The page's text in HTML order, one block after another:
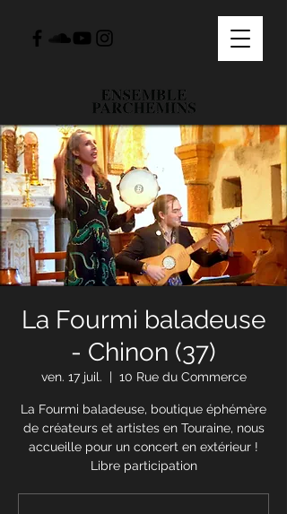
La Fourmi baladeuse
- Chinon (37)
ven. 17 juil.
  |
10 Rue du Commerce
La Fourmi baladeuse, boutique éphémère
de créateurs et artistes en Touraine, nous
accueille pour un concert en extérieur !
Libre participation